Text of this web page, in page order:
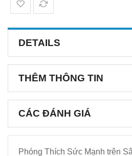
DETAILS
THÊM THÔNG TIN
CÁC ĐÁNH GIÁ
Phóng Thích Sức Mạnh trên